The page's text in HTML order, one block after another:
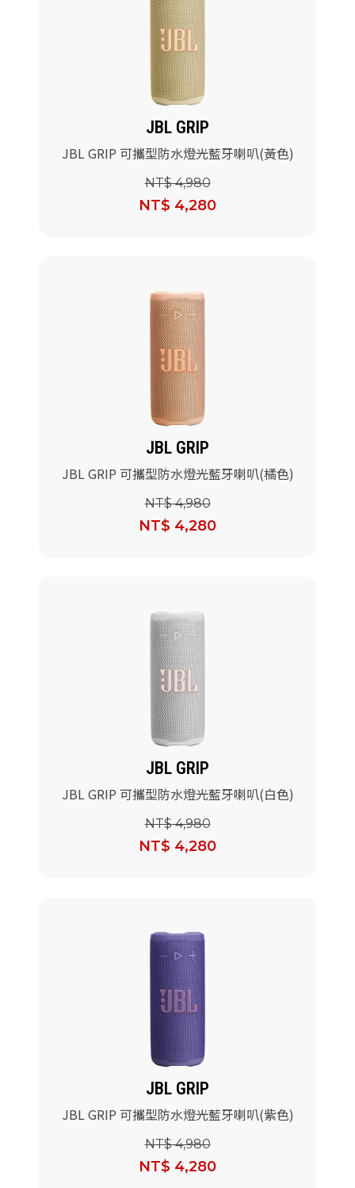
JBL GRIP
JBL GRIP 可攜型防水燈光藍牙喇叭(黃色)
NT$ 4,980
NT$ 4,280
JBL GRIP
JBL GRIP 可攜型防水燈光藍牙喇叭(橘色)
NT$ 4,980
NT$ 4,280
JBL GRIP
JBL GRIP 可攜型防水燈光藍牙喇叭(白色)
NT$ 4,980
NT$ 4,280
JBL GRIP
JBL GRIP 可攜型防水燈光藍牙喇叭(紫色)
NT$ 4,980
NT$ 4,280